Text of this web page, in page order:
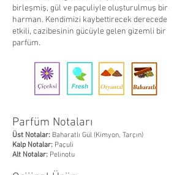
birleşmiş, gül ve paçuliyle oluşturulmuş bir
harman. Kendimizi kaybettirecek derecede
etkili, cazibesinin gücüyle gelen gizemli bir
parfüm.
Parfüm Notaları
Üst Notalar: Baharatlı Gül (Kimyon, Tarçın)
Kalp Notalar: Paçuli
Alt Notalar: Pelinotu